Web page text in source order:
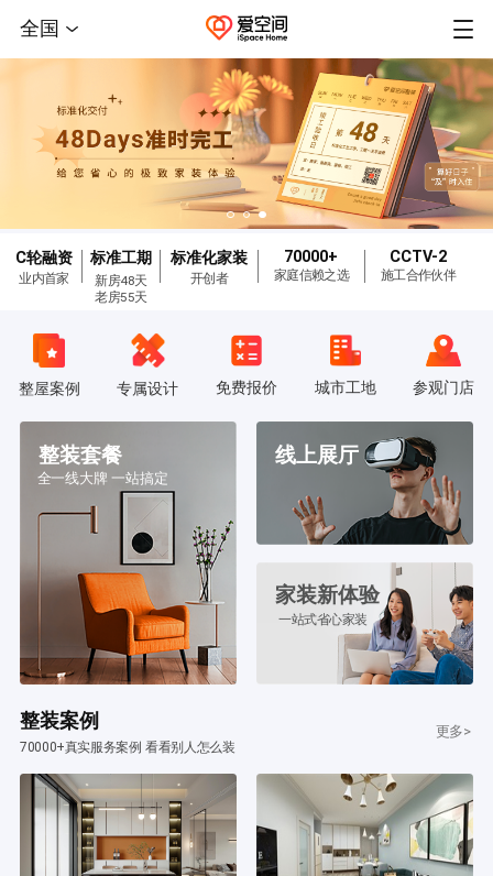
全国
C轮融资
业内首家
标准工期
新房48天
老房55天
标准化家装
开创者
70000+
家庭信赖之选
CCTV-2
施工合作伙伴
整屋案例 专属设计 免费报价 城市工地 参观门店
整装套餐
全一线大牌 一站搞定
线上展厅
家装新体验
一站式省心家装
整装案例
70000+真实服务案例 看看别人怎么装
更多>